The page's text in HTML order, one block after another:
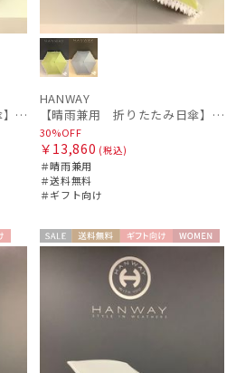
【晴雨兼用 折りたたみ日傘】ハンウェイ（ＨＡＮＷＡＹ）Angela（アンジェラ）
HANWAY
【晴雨兼用 折りたたみ日傘】ハンウェイ（ＨＡＮＷＡＹ）Emma（エマ）
30%OFF
￥13,860 (税込)
＃晴雨兼用
＃送料無料
＃ギフト向け
セー 送料無 ギフト
向け
WOME